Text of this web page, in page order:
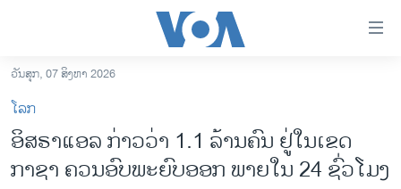
ເຂົ້າ
ຫາ
ຂ້າມ
ຂ້າມ
ຂ້າມ
ລາວ
ວັນສຸກ, 07 ສິງຫາ 2026
ໂລກ
ອິສຣາແອລ ກ່າວວ່າ 1.1 ລ້ານຄົນ ຢູ່ໃນເຂດ
ກາຊາ ຄວນອົບພະຍົບອອກ ພາຍໃນ 24 ຊົ່ວໂມງ